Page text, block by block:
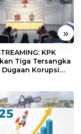
»
KPK
Tiga Tersangka
Dugaan Korupsi